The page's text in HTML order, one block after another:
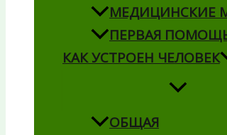
МЕДИЦИНСКИЕ
ПЕРВАЯ
КАК УСТРОЕН ЧЕЛОВЕК
ОБЩАЯ